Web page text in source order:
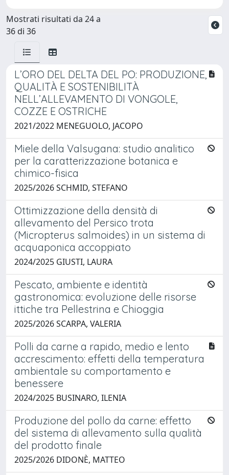
Mostrati risultati da 24 a
36 di 36
L’ORO DEL DELTA DEL PO: PRODUZIONE,
QUALITÀ E SOSTENIBILITÀ
NELL’ALLEVAMENTO DI VONGOLE,
COZZE E OSTRICHE
2021/2022 MENEGUOLO, JACOPO
Miele della Valsugana: studio analitico
per la caratterizzazione botanica e
chimico-fisica
2025/2026 SCHMID, STEFANO
Ottimizzazione della densità di
allevamento del Persico trota
(Micropterus salmoides) in un sistema di
acquaponica accoppiato
2024/2025 GIUSTI, LAURA
Pescato, ambiente e identità
gastronomica: evoluzione delle risorse
ittiche tra Pellestrina e Chioggia
2025/2026 SCARPA, VALERIA
Polli da carne a rapido, medio e lento
accrescimento: effetti della temperatura
ambientale su comportamento e
benessere
2024/2025 BUSINARO, ILENIA
Produzione del pollo da carne: effetto
del sistema di allevamento sulla qualità
del prodotto finale
2025/2026 DIDONÈ, MATTEO